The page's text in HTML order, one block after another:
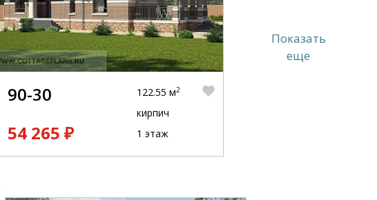
90-30
54 265 ₽
122.55 м2
кирпич
1 этаж
Показать
еще